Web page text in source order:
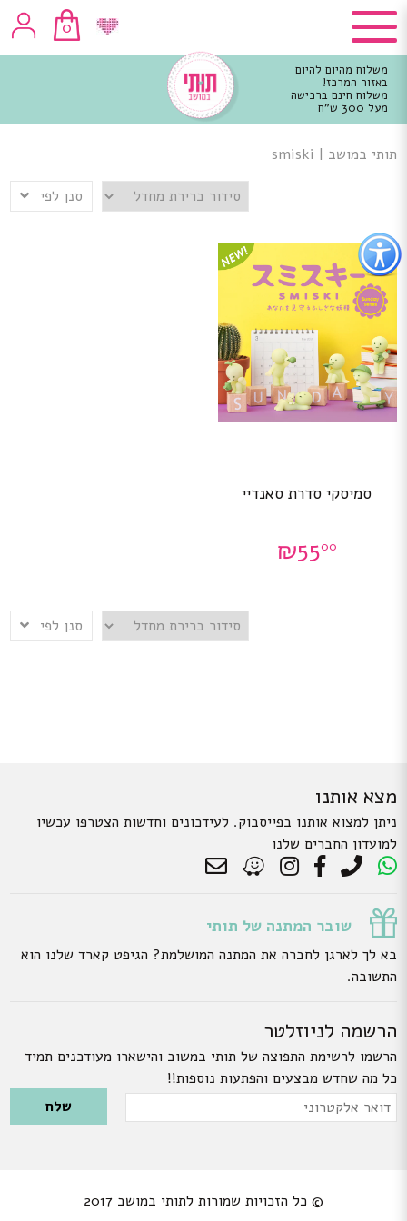
כפתור
לפתיחת
תפריט
נגישות
0
משלוח מהיום להיום
באזור המרכז!
משלוח חינם ברכישה
מעל 300 ש"ח
מרכזי
תותי במושב |
smiski
סנן לפי
סמיסקי סדרת סאנדיי
₪5500
סנן לפי
מצא אותנו
ניתן למצוא אותנו בפייסבוק. לעידכונים וחדשות הצטרפו עכשיו
למועדון החברים שלנו
שובר המתנה של תותי
בא לך לארגן לחברה את המתנה המושלמת? הגיפט קארד שלנו הוא
התשובה.
הרשמה לניוזלטר
הרשמו לרשימת התפוצה של תותי במשוב והישארו מעודכנים תמיד
כל מה שחדש מבצעים והפתעות נוספות!!
Please leave this field empty.
דואר
© כל הזכויות שמורות לתותי במושב 2017